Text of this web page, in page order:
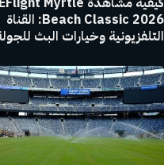
Beach Classic 2026: القناة
التلفزيونية وخيارات البث للجولة